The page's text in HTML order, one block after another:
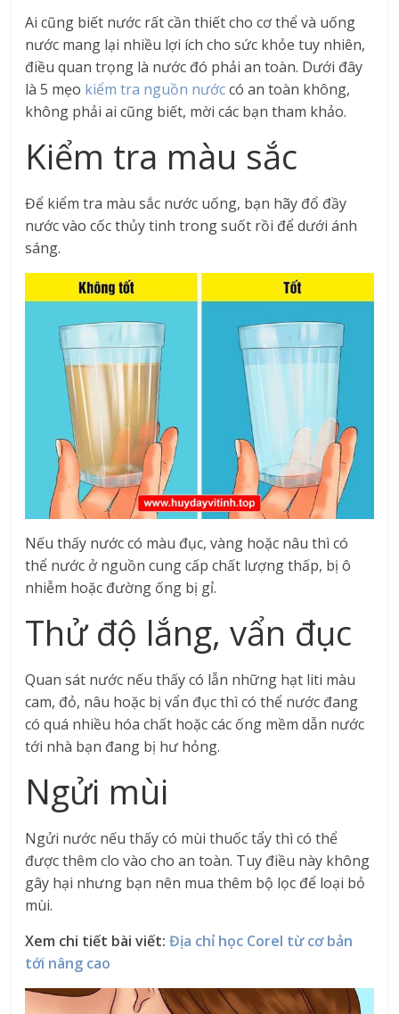
Ai cũng biết nước rất cần thiết cho cơ thể và uống
nước mang lại nhiều lợi ích cho sức khỏe tuy nhiên,
điều quan trọng là nước đó phải an toàn. Dưới đây
là 5 mẹo kiểm tra nguồn nướccó an toàn không,
không phải ai cũng biết, mời các bạn tham khảo.
Kiểm tra màu sắc
Để kiểm tra màu sắc nước uống, bạn hãy đổ đầy
nước vào cốc thủy tinh trong suốt rồi để dưới ánh
sáng.
Nếu thấy nước có màu đục, vàng hoặc nâu thì có
thể nước ở nguồn cung cấp chất lượng thấp, bị ô
nhiễm hoặc đường ống bị gỉ.
Thử độ lắng, vẩn đục
Quan sát nước nếu thấy có lẫn những hạt liti màu
cam, đỏ, nâu hoặc bị vẩn đục thì có thể nước đang
có quá nhiều hóa chất hoặc các ống mềm dẫn nước
tới nhà bạn đang bị hư hỏng.
Ngửi mùi
Ngửi nước nếu thấy có mùi thuốc tẩy thì có thể
được thêm clo vào cho an toàn. Tuy điều này không
gây hại nhưng bạn nên mua thêm bộ lọc để loại bỏ
mùi.
Xem chi tiết bài viết:Địa chỉ học Corel từ cơ bản
tới nâng cao